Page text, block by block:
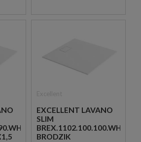
EXCELLENT LAVANO
SLIM
BREX.1102.100.100.WHN
BRODZIK